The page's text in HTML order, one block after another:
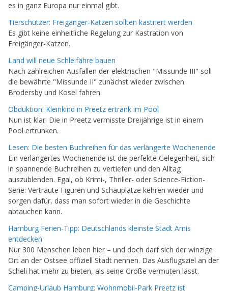
es in ganz Europa nur einmal gibt.
Tierschützer: Freigänger-Katzen sollten kastriert werden
Es gibt keine einheitliche Regelung zur Kastration von
Freigänger-Katzen.
Land will neue Schleifähre bauen
Nach zahlreichen Ausfällen der elektrischen "Missunde III" soll
die bewährte "Missunde II" zunächst wieder zwischen
Brodersby und Kosel fahren.
Obduktion: Kleinkind in Preetz ertrank im Pool
Nun ist klar: Die in Preetz vermisste Dreijährige ist in einem
Pool ertrunken.
Lesen: Die besten Buchreihen für das verlängerte Wochenende
Ein verlängertes Wochenende ist die perfekte Gelegenheit, sich
in spannende Buchreihen zu vertiefen und den Alltag
auszublenden. Egal, ob Krimi-, Thriller- oder Science-Fiction-
Serie: Vertraute Figuren und Schauplätze kehren wieder und
sorgen dafür, dass man sofort wieder in die Geschichte
abtauchen kann.
Hamburg Ferien-Tipp: Deutschlands kleinste Stadt Arnis
entdecken
Nur 300 Menschen leben hier – und doch darf sich der winzige
Ort an der Ostsee offiziell Stadt nennen. Das Ausflugsziel an der
Scheli hat mehr zu bieten, als seine Größe vermuten lässt.
Camping-Urlaub Hamburg: Wohnmobil-Park Preetz ist